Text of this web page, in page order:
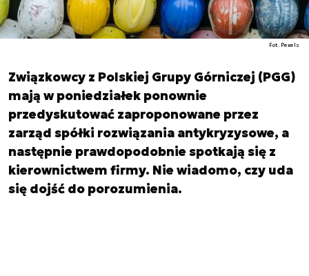
Fot. Pexels
Związkowcy z Polskiej Grupy Górniczej (PGG)
mają w poniedziałek ponownie
przedyskutować zaproponowane przez
zarząd spółki rozwiązania antykryzysowe, a
następnie prawdopodobnie spotkają się z
kierownictwem firmy. Nie wiadomo, czy uda
się dojść do porozumienia.